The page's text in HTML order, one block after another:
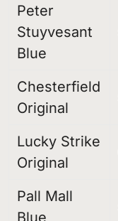
Peter
Stuyvesant
Blue
Chesterfield
Original
Lucky Strike
Original
Pall Mall